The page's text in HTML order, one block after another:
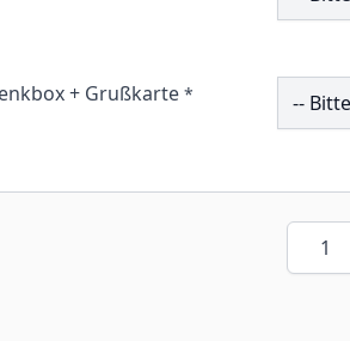
+ Grußkarte * 260053
Menge